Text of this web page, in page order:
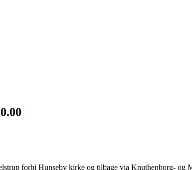
forbi Hunseby kirke og tilbage via Knuthenborg- og